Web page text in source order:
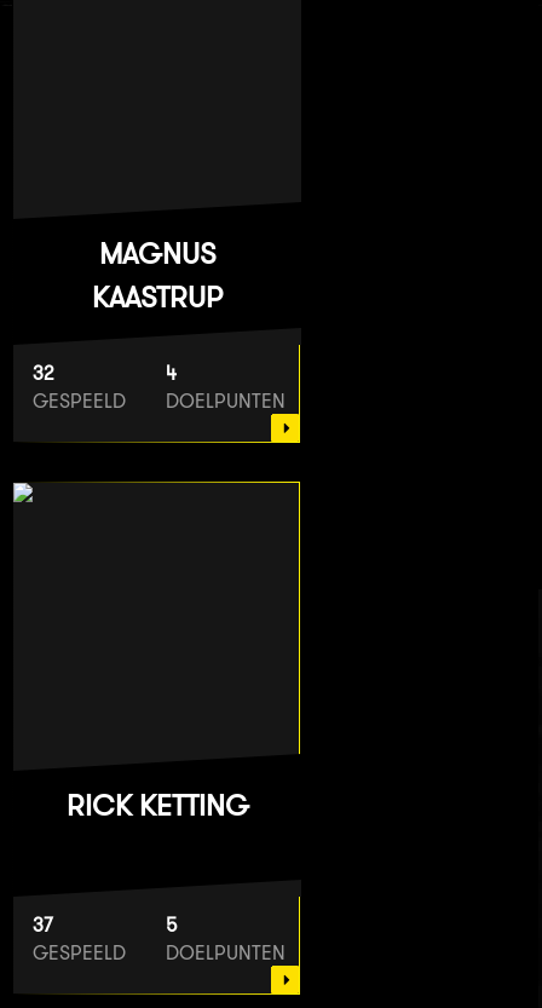
MAGNUS
KAASTRUP
32
GESPEELD
4
DOELPUNTEN
RICK KETTING
37
GESPEELD
5
DOELPUNTEN